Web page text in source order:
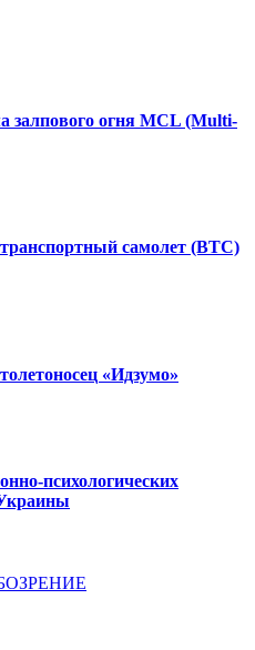
залпового огня MCL (Multi-
самолет (BTC)
«Идзумо»
психологических